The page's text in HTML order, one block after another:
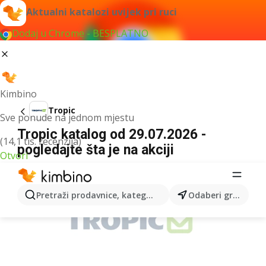
Aktualni katalozi uvijek pri ruci
Dodaj u Chrome - BESPLATNO
Kimbino
Sve ponude na jednom mjestu
(14,1 tis. recenzija)
Otvori
Pretraži prodavnice, kategorije, proizvode... Odaberi grad
Tropic
Tropic katalog od 29.07.2026 -
pogledajte šta je na akciji